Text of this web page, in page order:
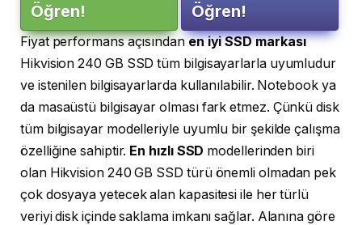
Öğren!
Öğren!
Fiyat performans açısındanen iyi SSD markası
Hikvision 240 GB SSD tüm bilgisayarlarla uyumludur
ve istenilen bilgisayarlarda kullanılabilir. Notebook ya
da masaüstü bilgisayar olması fark etmez. Çünkü disk
tüm bilgisayar modelleriyle uyumlu bir şekilde çalışma
özelliğine sahiptir. En hızlı SSD modellerinden biri
olan Hikvision 240 GB SSD türü önemli olmadan pek
çok dosyaya yetecek alan kapasitesi ile her türlü
veriyi disk içinde saklama imkanı sağlar. Alanına göre